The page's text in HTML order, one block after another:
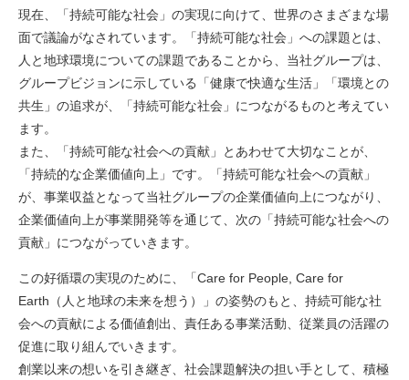
現在、「持続可能な社会」の実現に向けて、世界のさまざまな場
面で議論がなされています。「持続可能な社会」への課題とは、
人と地球環境についての課題であることから、当社グループは、
グループビジョンに示している「健康で快適な生活」「環境との
共生」の追求が、「持続可能な社会」につながるものと考えてい
ます。
また、「持続可能な社会への貢献」とあわせて大切なことが、
「持続的な企業価値向上」です。「持続可能な社会への貢献」
が、事業収益となって当社グループの企業価値向上につながり、
企業価値向上が事業開発等を通じて、次の「持続可能な社会への
貢献」につながっていきます。
この好循環の実現のために、「Care for People, Care for
Earth（人と地球の未来を想う）」の姿勢のもと、持続可能な社
会への貢献による価値創出、責任ある事業活動、従業員の活躍の
促進に取り組んでいきます。
創業以来の想いを引き継ぎ、社会課題解決の担い手として、積極